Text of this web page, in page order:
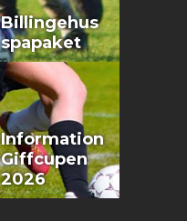
Billingehus
spapaket
Information
Giffcupen
2026